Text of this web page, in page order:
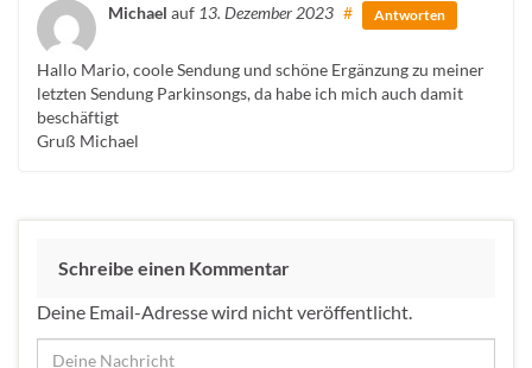
Michael auf 13. Dezember 2023 # Antworten
Hallo Mario, coole Sendung und schöne Ergänzung zu meiner
letzten Sendung Parkinsongs, da habe ich mich auch damit
beschäftigt
Gruß Michael
Schreibe einen Kommentar
Deine Email-Adresse wird nicht veröffentlicht.